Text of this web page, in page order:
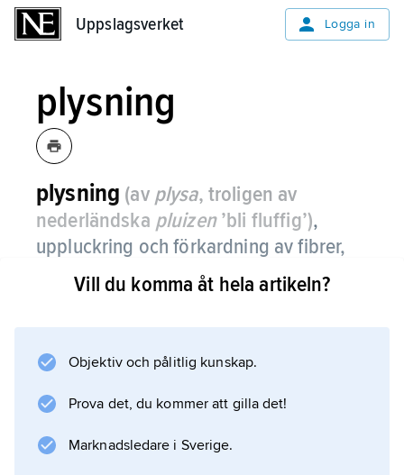
Uppslagsverket Logga in
plysning
plysning (av plysa, troligen av
nederländska pluizen’bli fluffig’),
uppluckring och förkardning av fibrer,
främst ull i blandningssyfte.
Vill du komma åt hela artikeln?
Objektiv och pålitlig kunskap.
Prova det, du kommer att gilla det!
Marknadsledare i Sverige.